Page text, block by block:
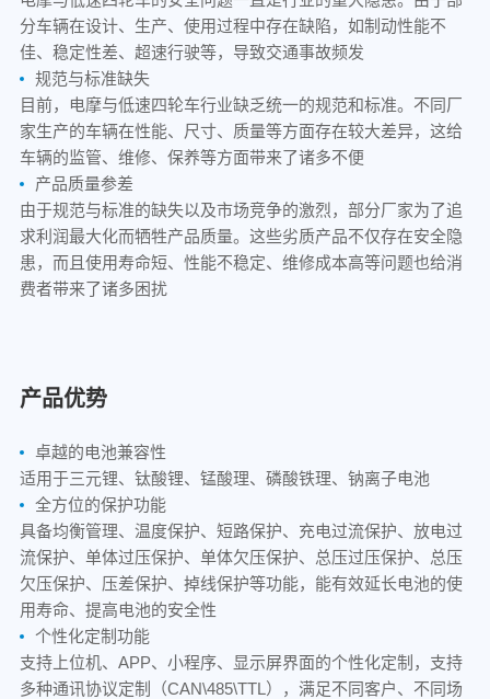
分车辆在设计、生产、使用过程中存在缺陷，如制动性能不
佳、稳定性差、超速行驶等，导致交通事故频发
规范与标准缺失
目前，电摩与低速四轮车行业缺乏统一的规范和标准。不同厂
家生产的车辆在性能、尺寸、质量等方面存在较大差异，这给
车辆的监管、维修、保养等方面带来了诸多不便
产品质量参差
由于规范与标准的缺失以及市场竞争的激烈，部分厂家为了追
求利润最大化而牺牲产品质量。这些劣质产品不仅存在安全隐
患，而且使用寿命短、性能不稳定、维修成本高等问题也给消
费者带来了诸多困扰
产品优势
卓越的电池兼容性
适用于三元锂、钛酸锂、锰酸理、磷酸铁理、钠离子电池
全方位的保护功能
具备均衡管理、温度保护、短路保护、充电过流保护、放电过
流保护、单体过压保护、单体欠压保护、总压过压保护、总压
欠压保护、压差保护、掉线保护等功能，能有效延长电池的使
用寿命、提高电池的安全性
个性化定制功能
支持上位机、APP、小程序、显示屏界面的个性化定制，支持
多种通讯协议定制（CAN\485\TTL），满足不同客户、不同场